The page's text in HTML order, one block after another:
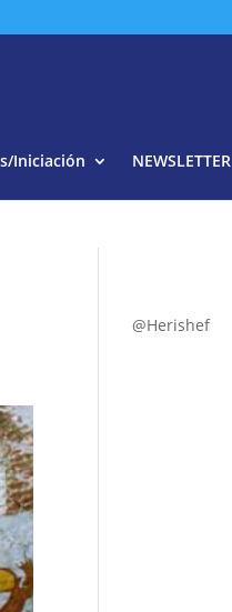
Iniciación NEWSLETTER
@Herishef